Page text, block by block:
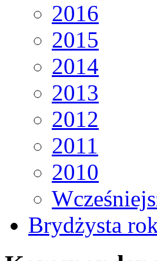
2016
2015
2014
2013
2012
2011
2010
Brydżysta